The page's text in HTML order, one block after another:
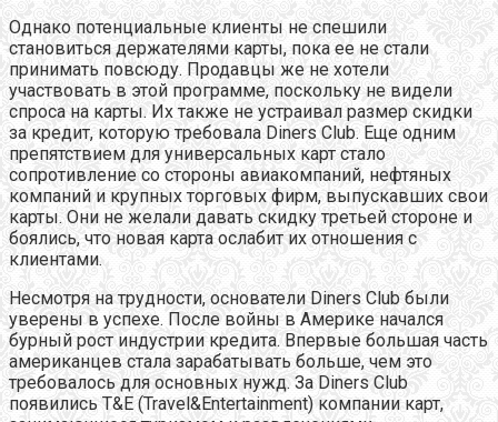
Однако потенциальные клиенты не спешили
становиться держателями карты, пока ее не стали
принимать повсюду. Продавцы же не хотели
участвовать в этой программе, поскольку не видели
спроса на карты. Их также не устраивал размер скидки
за кредит, которую требовала Diners Club. Еще одним
препятствием для универсальных карт стало
сопротивление со стороны авиакомпаний, нефтяных
компаний и крупных торговых фирм, выпускавших свои
карты. Они не желали давать скидку третьей стороне и
боялись, что новая карта ослабит их отношения с
клиентами.
Несмотря на трудности, основатели Diners Club были
уверены в успехе. После войны в Америке начался
бурный рост индустрии кредита. Впервые большая часть
американцев стала зарабатывать больше, чем это
требовалось для основных нужд. За Diners Club
появились T&E (Travel&Entertainment) компании карт,